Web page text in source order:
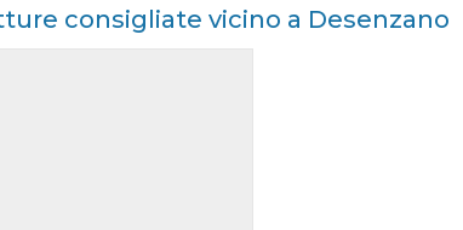
consigliate vicino a Desenzano